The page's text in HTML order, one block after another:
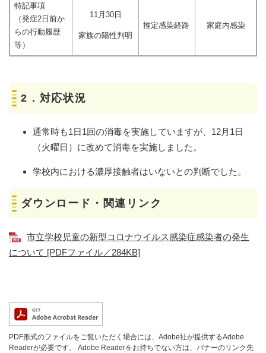
特記事項
（発症2日前か
らの行動履歴
等）
11月30日
家族の陽性判明
推定感染経路 家庭内感染
2．対応状況
通常時も1日1回の消毒を実施していますが、12月1日
（火曜日）に改めて消毒を実施しました。
学校内における濃厚接触者はいないとの判断でした。
ダウンロード・関連リンク
市立学校児童の新型コロナウイルス感染症感染者の発生
について [PDFファイル／284KB]
PDF形式のファイルをご覧いただく場合には、Adobe社が提供するAdobe
Readerが必要です。
Adobe Readerをお持ちでない方は、バナーのリンク先